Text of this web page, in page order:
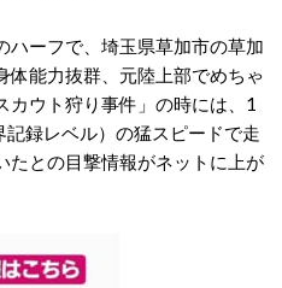
ハーフで、埼玉県草加市の草加
体能力抜群、元陸上部でめちゃ
カウト狩り事件」の時には、1
録レベル）の猛スピードで走
たとの目撃情報がネットに上が